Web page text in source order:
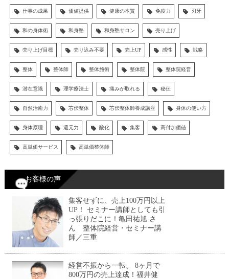
仕事の成果 価値提供 健康の本質 免疫力 刃牙
和の身体術 和身塾 和身塾サロン 売り上げ
売り上げ目標 売り込み不要 売上UP 感性 戦略
整体 整体師 整体施術 整体院 整体院経営
潜在意識 理学療法士 痛みが取れる 秘伝
自然治癒力 芯伝整体 芯伝整体師養成講座 身体の使い方
身体原理 還元力 酸化 集客 高付加価値
高単価サービス 高単価整体師
お客様の声
集客せずに、売上100万円以上
UP！ セミナー講師としても引
っ張りだこに！亀田祐旭 さ
ん 整体院経営・セミナー講
師／三重
経営不振から一転、 8ヶ月で
800万円の売上達成！福井健